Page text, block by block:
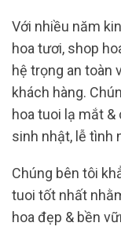
Với nhiều năm
hoa tươi, shop
hệ trọng an toàn
khách hàng.
hoa tuoi lạ mắt
sinh nhật, lễ tình
Chúng bên tôi
tuoi tốt nhất
hoa đẹp & bền